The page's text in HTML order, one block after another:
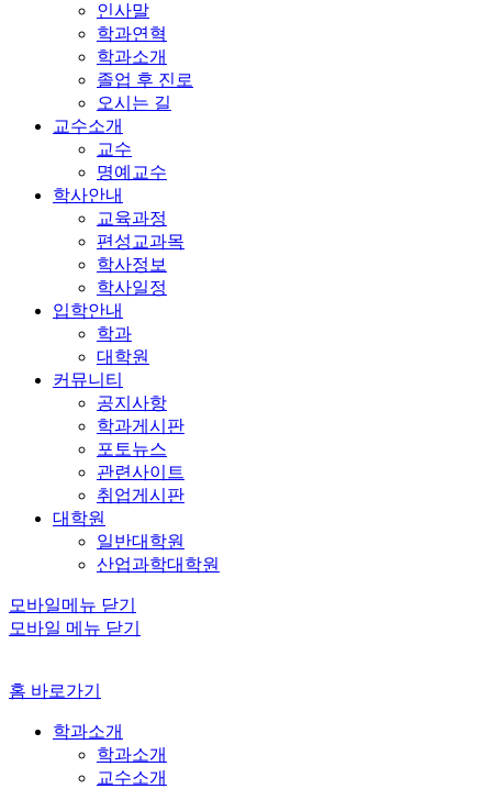
인사말
학과연혁
학과소개
졸업 후 진로
오시는 길
교수소개
교수
명예교수
학사안내
교육과정
편성교과목
학사정보
학사일정
입학안내
학과
대학원
커뮤니티
공지사항
학과게시판
포토뉴스
관련사이트
취업게시판
대학원
일반대학원
산업과학대학원
모바일메뉴 닫기
모바일 메뉴 닫기
홈 바로가기
학과소개
학과소개
교수소개